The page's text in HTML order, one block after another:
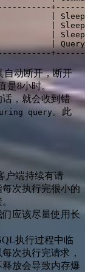
|
|
|
|
自动断开，断开
是8小时。
，就会收到错
query。此
户端持续有请
次执行完很小的
应该尽量使用长
执行过程中临
次执行完请求，
放会导致内存爆